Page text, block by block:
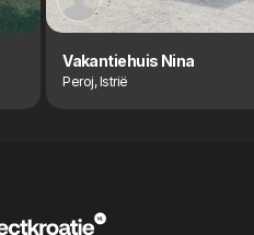
Vakantiehuis Nina
Peroj, Istrië